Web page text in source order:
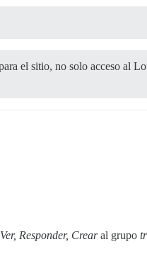
el sitio, no solo acceso al
Ver, Responder, Crearal grupo